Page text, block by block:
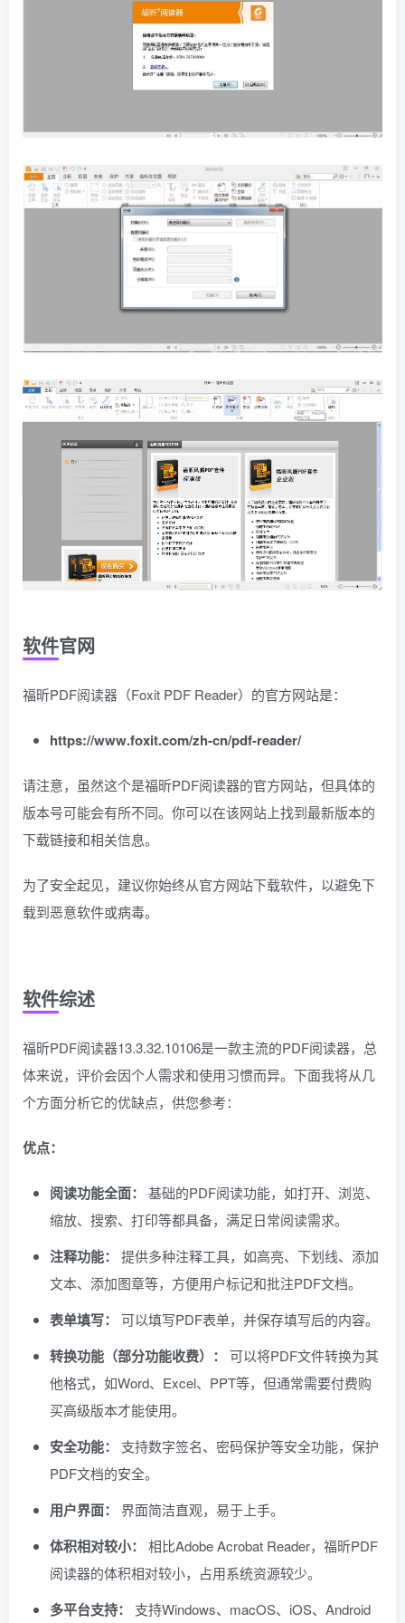
软件官网
福昕PDF阅读器（Foxit PDF Reader）的官方网站是：
https://www.foxit.com/zh-cn/pdf-reader/
请注意，虽然这个是福昕PDF阅读器的官方网站，但具体的
版本号可能会有所不同。你可以在该网站上找到最新版本的
下载链接和相关信息。
为了安全起见，建议你始终从官方网站下载软件，以避免下
载到恶意软件或病毒。
软件综述
福昕PDF阅读器13.3.32.10106是一款主流的PDF阅读器，总
体来说，评价会因个人需求和使用习惯而异。下面我将从几
个方面分析它的优缺点，供您参考：
优点：
阅读功能全面：
基础的PDF阅读功能，如打开、浏览、
缩放、搜索、打印等都具备，满足日常阅读需求。
注释功能：
提供多种注释工具，如高亮、下划线、添加
文本、添加图章等，方便用户标记和批注PDF文档。
表单填写： 可以填写PDF表单，并保存填写后的内容。
转换功能（部分功能收费）：
可以将PDF文件转换为其
他格式，如Word、Excel、PPT等，但通常需要付费购
买高级版本才能使用。
安全功能：
支持数字签名、密码保护等安全功能，保护
PDF文档的安全。
用户界面： 界面简洁直观，易于上手。
体积相对较小：
相比Adobe Acrobat Reader，福昕PDF
阅读器的体积相对较小，占用系统资源较少。
多平台支持： 支持Windows、macOS、iOS、Android